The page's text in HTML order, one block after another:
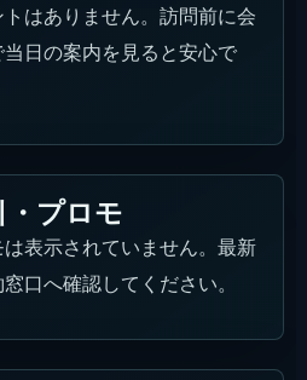
はありません。訪問前に会
日の案内を見ると安心で
・プロモ
表示されていません。最新
口へ確認してください。